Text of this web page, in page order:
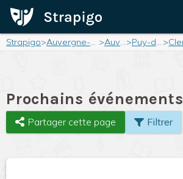
Strapigo> Auvergne-Rhône-Alpes > Auvergne> Puy-de-Dôme >
Prochains événements
Partager cette page Filtrer